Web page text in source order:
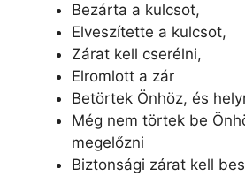
Bezárta a kulcsot,
Elveszítette a kulcsot,
Zárat kell cserélni,
Elromlott a zár
Betörtek Önhöz, és
Még nem törtek be
megelőzni
Biztonsági zárat kell